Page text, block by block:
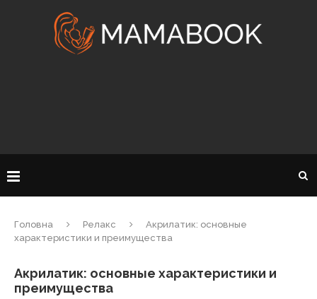
Головна Релакс
Акрилатик: основные
характеристики и преимущества
Акрилатик: основные характеристики и
преимущества